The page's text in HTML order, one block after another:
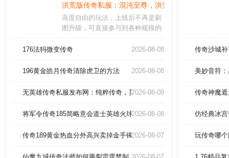
洪荒版传奇私服：混沌至尊，洪荒大陆，等你征服！
高度自由的玩法，上线后不再是刷
图升级，可直接参与到各种规模的
无比欢快的竞技模式，上线领取极
欧皇的专属，可能你的下一刀就能
家只需要参加就可以领取超多道
176法犸微变传奇 2026-08-08
196黄金皓月传奇清除虎卫的方法 2026-08-08
无英雄传奇私服发布网：纯粹传奇，英雄不在
2026-08-08
将军令传奇185简略意会道士英雄火球术。2026-08-08
传奇189黄金热血分外高兴卖掉金手镯！2026-08-07
传奇沙城
美妙音符
传奇神魔
仿经典冰
玩传奇哪